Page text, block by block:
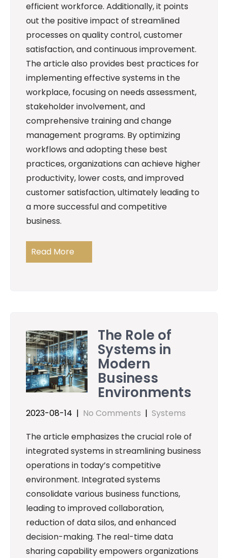
efficient workforce. Additionally, it points
out the positive impact of streamlined
processes on quality control, customer
satisfaction, and continuous improvement.
The article also provides best practices for
implementing effective systems in the
workplace, focusing on needs assessment,
stakeholder involvement, and
comprehensive training and change
management programs. By optimizing
workflows and adopting these best
practices, organizations can achieve higher
productivity, lower costs, and improved
customer satisfaction, ultimately leading to
a more successful and competitive
business.
Read More
The Role of
Systems in
Modern
Business
Environments
2023-08-14 | No Comments | Systems
The article emphasizes the crucial role of
integrated systems in streamlining business
operations in today’s competitive
environment. Integrated systems
consolidate various business functions,
leading to improved collaboration,
reduction of data silos, and enhanced
decision-making. The real-time data
sharing capability empowers organizations